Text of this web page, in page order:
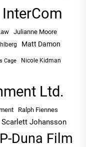
InterCom
Julianne Moore
Matt Damon
Cage Nicole Kidman
Ltd.
Ralph Fiennes
Scarlett Johansson
Duna Film